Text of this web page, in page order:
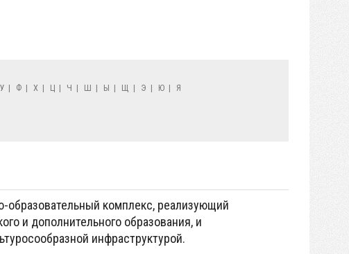
У | Ф | Х | Ц | Ч | Ш | Ы | Щ | Э | Ю | Я
образовательный комплекс, реализующий
и дополнительного образования, и
инфраструктурой.